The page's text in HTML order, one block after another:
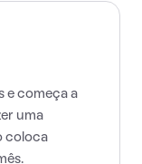
e começa a
uma
coloca